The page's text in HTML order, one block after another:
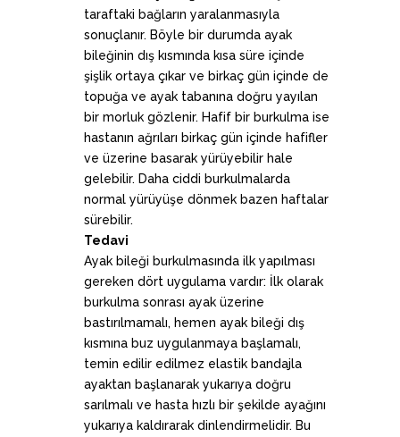
taraftaki bağların yaralanmasıyla
sonuçlanır. Böyle bir durumda ayak
bileğinin dış kısmında kısa süre içinde
şişlik ortaya çıkar ve birkaç gün içinde de
topuğa ve ayak tabanına doğru yayılan
bir morluk gözlenir. Hafif bir burkulma ise
hastanın ağrıları birkaç gün içinde hafifler
ve üzerine basarak yürüyebilir hale
gelebilir. Daha ciddi burkulmalarda
normal yürüyüşe dönmek bazen haftalar
sürebilir.
Tedavi
Ayak bileği burkulmasında ilk yapılması
gereken dört uygulama vardır: İlk olarak
burkulma sonrası ayak üzerine
bastırılmamalı, hemen ayak bileği dış
kısmına buz uygulanmaya başlamalı,
temin edilir edilmez elastik bandajla
ayaktan başlanarak yukarıya doğru
sarılmalı ve hasta hızlı bir şekilde ayağını
yukarıya kaldırarak dinlendirmelidir. Bu